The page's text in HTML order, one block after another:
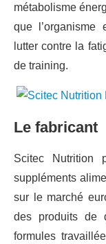
métabolisme
que l’organisme
lutter contre la
de training.
Le fabricant
Scitec Nutrition
suppléments
sur le marché
des produits de
formules